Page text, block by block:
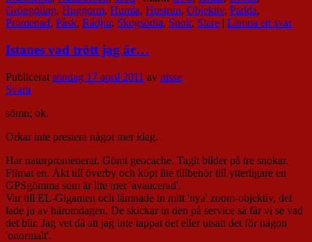
Gröngöling, Huggorm, Humla, Hustrun, Objektiv, Padda,
Promenad, Påsk, Rådjur, Skogsödla, Snok, Stare | Lämna ett svar
Istanes vad trött jag är…
Publicerat söndag 17 april 2011 av nisse
Svara
sömn; ok.
Orkar inte prestera något mer idag.
Har naturpromenerat. Gömt geocache. Tagit bilder på tre snokar.
Filmat en. Åkt till överby och köpt lite tillbehör till ytterligare en
GPSgömma som är lite mer 'avancerad'.
Var till EL-Giganten och lämnade in mitt 'nya' zoom-objektiv, det
lade ju av häromdagen. De skickar in den på service så får vi se vad
det blir. Jag vet då att jag inte tappat det eller utsatt det för någon
'onormalt'.